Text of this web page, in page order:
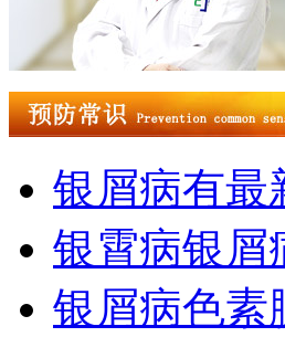
银屑病有最
银霄病银屑
银屑病色素